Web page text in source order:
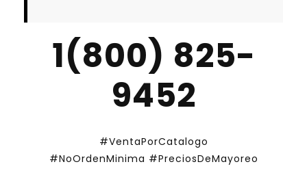
1(800) 825-
9452
#VentaPorCatalogo
#NoOrdenMinima #PreciosDeMayoreo